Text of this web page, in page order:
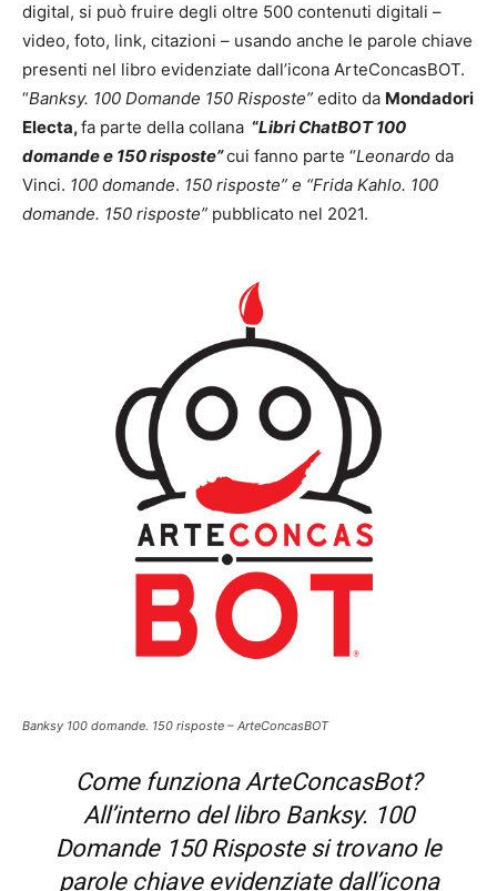
digital, si può fruire degli oltre 500 contenuti digitali –
video, foto, link, citazioni – usando anche le parole chiave
presenti nel libro evidenziate dall’icona ArteConcasBOT.
“Banksy. 100 Domande 150 Risposte” edito da Mondadori
Electa,fa parte della collana “Libri ChatBOT 100
domande e 150 risposte”cui fanno parte “Leonardo da
Vinci. 100 domande. 150 risposte” e “Frida Kahlo. 100
domande. 150 risposte” pubblicato nel 2021.
Banksy 100 domande. 150 risposte – ArteConcasBOT
Come funziona ArteConcasBot?
All’interno del libro Banksy. 100
Domande 150 Rispostesi trovano le
parole chiave evidenziate dall’icona